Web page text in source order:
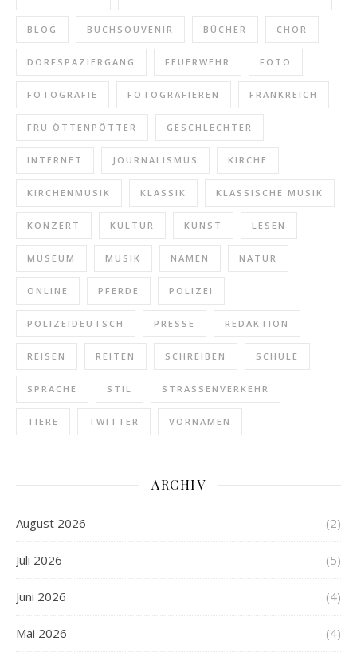
BLOG BUCHSOUVENIR BÜCHER CHOR
DORFSPAZIERGANG FEUERWEHR FOTO
FOTOGRAFIE FOTOGRAFIEREN FRANKREICH
FRU ÖTTENPÖTTER GESCHLECHTER
INTERNET JOURNALISMUS KIRCHE
KIRCHENMUSIK KLASSIK KLASSISCHE MUSIK
KONZERT KULTUR KUNST LESEN
MUSEUM MUSIK NAMEN NATUR
ONLINE PFERDE POLIZEI
POLIZEIDEUTSCH PRESSE REDAKTION
REISEN REITEN SCHREIBEN SCHULE
SPRACHE STIL STRASSENVERKEHR
TIERE TWITTER VORNAMEN
ARCHIV
August 2026 (2)
Juli 2026 (5)
Juni 2026 (4)
Mai 2026 (4)